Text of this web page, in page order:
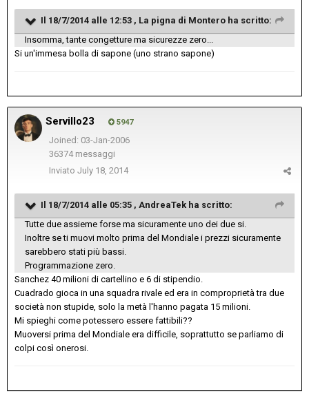
Il 18/7/2014 alle 12:53 , La pigna di Montero ha scritto:
Insomma, tante congetture ma sicurezze zero...
Si un'immesa bolla di sapone (uno strano sapone)
Servillo23 5947
Joined: 03-Jan-2006
36374 messaggi
Inviato July 18, 2014
Il 18/7/2014 alle 05:35 , AndreaTek ha scritto:
Tutte due assieme forse ma sicuramente uno dei due si.
Inoltre se ti muovi molto prima del Mondiale i prezzi sicuramente
sarebbero stati più bassi.
Programmazione zero.
Sanchez 40 milioni di cartellino e 6 di stipendio.
Cuadrado gioca in una squadra rivale ed era in comproprietà tra due
società non stupide, solo la metà l'hanno pagata 15 milioni.
Mi spieghi come potessero essere fattibili??
Muoversi prima del Mondiale era difficile, soprattutto se parliamo di
colpi così onerosi.